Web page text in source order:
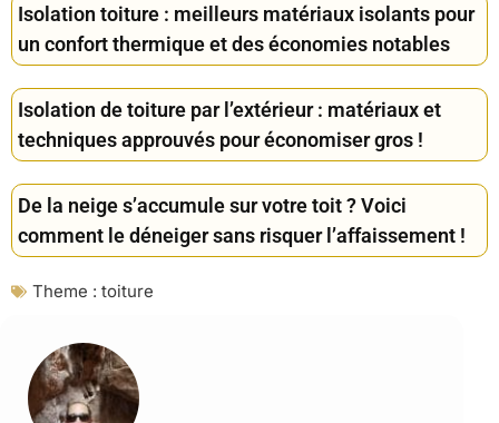
Isolation toiture : meilleurs matériaux isolants pour
un confort thermique et des économies notables
Isolation de toiture par l’extérieur : matériaux et
techniques approuvés pour économiser gros !
De la neige s’accumule sur votre toit ? Voici
comment le déneiger sans risquer l’affaissement !
Theme : toiture